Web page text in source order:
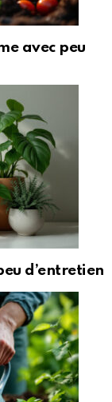
avec peu
d’entretien